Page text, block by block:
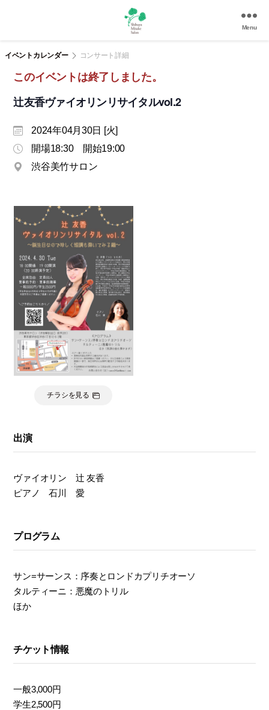
竹
ロ
Menu
イベントカレンダー コンサート詳細
このイベントは終了しました。
辻友香ヴァイオリンリサイタルvol.2
2024年04月30日 [火]
開場18:30 開始19:00
渋谷美竹サロン
チラシを見る
出演
ヴァイオリン 辻 友香
ピアノ 石川 愛
プログラム
サン=サーンス：序奏とロンドカプリチオーソ
タルティーニ：悪魔のトリル
ほか
チケット情報
一般3,000円
学生2,500円